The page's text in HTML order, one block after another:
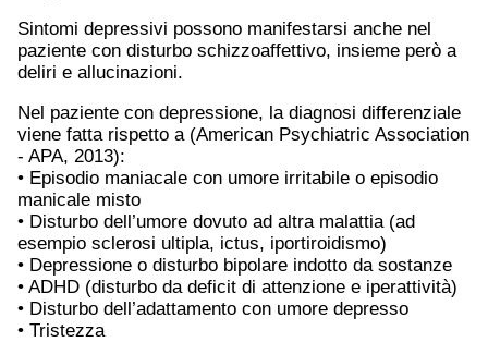
Sintomi depressivi possono manifestarsi anche nel
paziente con disturbo schizzoaffettivo, insieme però a
deliri e allucinazioni.
Nel paziente con depressione, la diagnosi differenziale
viene fatta rispetto a (American Psychiatric Association
- APA, 2013):
• Episodio maniacale con umore irritabile o episodio
manicale misto
• Disturbo dell’umore dovuto ad altra malattia (ad
esempio sclerosi ultipla, ictus, iportiroidismo)
• Depressione o disturbo bipolare indotto da sostanze
• ADHD (disturbo da deficit di attenzione e iperattività)
• Disturbo dell’adattamento con umore depresso
• Tristezza